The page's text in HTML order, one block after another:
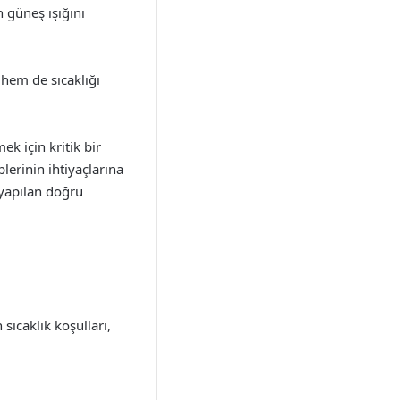
ışığını
de sıcaklığı
için kritik bir
ihtiyaçlarına
doğru
koşulları,